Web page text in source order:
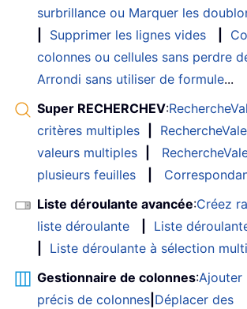
surbrillance ou Marquer les
Supprimer les lignes vides
colonnes ou cellules sans perdre
Arrondi sans utiliser de formule...
Super RECHERCHEV:
critères multiples
valeurs multiples
plusieurs feuilles
Liste déroulante avancée:Créez
liste déroulante
Liste
Liste déroulante à sélection
Gestionnaire de colonnes:Ajouter
précis de colonnes Déplacer des